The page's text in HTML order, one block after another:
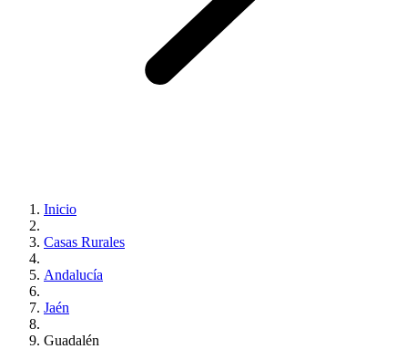
Inicio
Casas Rurales
Andalucía
Jaén
Guadalén